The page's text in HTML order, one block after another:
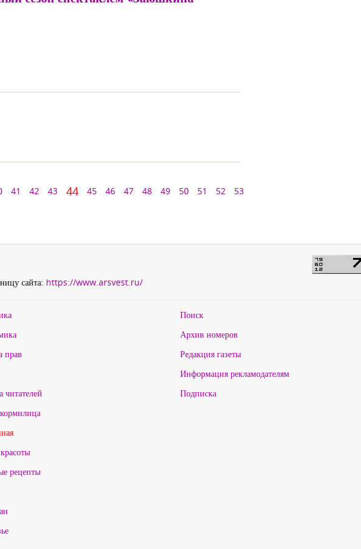
41 42 43 44 45 46 47 48 49 50 51 52
53
сайта: https://www.arsvest.ru/
прав
читателей
рецепты
Поиск
Архив номеров
Редакция газеты
Информация рекламодателям
Подписка